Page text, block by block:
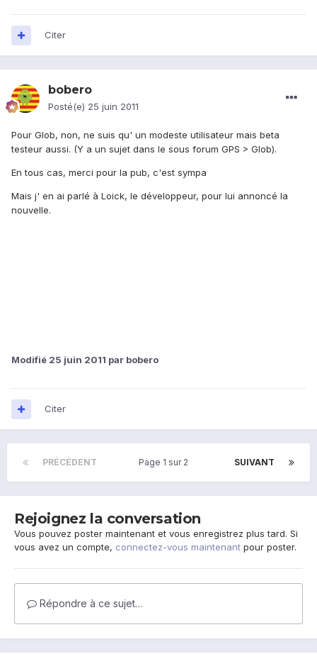
Citer
bobero
Posté(e) 25 juin 2011
Pour Glob, non, ne suis qu' un modeste utilisateur mais beta
testeur aussi. (Y a un sujet dans le sous forum GPS > Glob).
En tous cas, merci pour la pub, c'est sympa
Mais j' en ai parlé à Loick, le développeur, pour lui annoncé la
nouvelle.
Modifié 25 juin 2011 par bobero
Citer
PRÉCÉDENT SUIVANT
Page 1 sur 2
Rejoignez la conversation
Vous pouvez poster maintenant et vous enregistrez plus tard. Si
vous avez un compte, connectez-vous maintenant pour poster.
Répondre à ce sujet…